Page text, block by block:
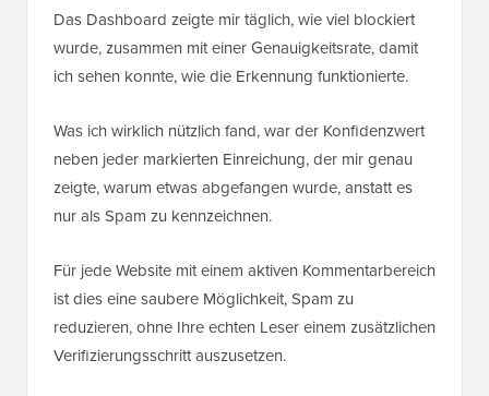
Das Dashboard zeigte mir täglich, wie viel blockiert
wurde, zusammen mit einer Genauigkeitsrate, damit
ich sehen konnte, wie die Erkennung funktionierte.
Was ich wirklich nützlich fand, war der Konfidenzwert
neben jeder markierten Einreichung, der mir genau
zeigte, warum etwas abgefangen wurde, anstatt es
nur als Spam zu kennzeichnen.
Für jede Website mit einem aktiven Kommentarbereich
ist dies eine saubere Möglichkeit, Spam zu
reduzieren, ohne Ihre echten Leser einem zusätzlichen
Verifizierungsschritt auszusetzen.